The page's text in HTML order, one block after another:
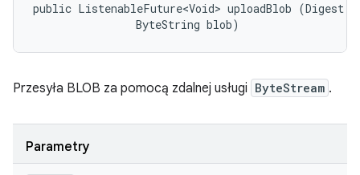
public ListenableFuture<Void> uploadBlob (Digest
                ByteString blob)
Przesyła BLOB za pomocą zdalnej usługi ByteStream .
Parametry